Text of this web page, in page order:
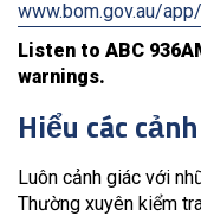
www.bom.gov.au/app/
Listen to ABC
warnings.
Hiểu các
Luôn cảnh giác với
Thường xuyên kiểm